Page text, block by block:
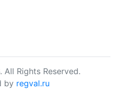
Rights Reserved.
by regval.ru